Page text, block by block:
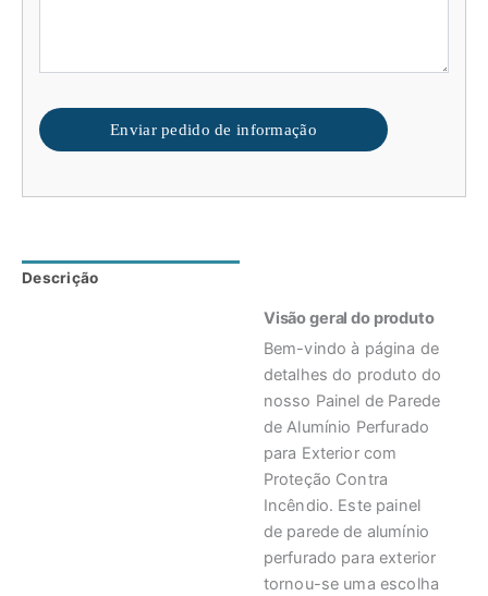
Enviar pedido de informação
Descrição
Visão geral do produto
Bem-vindo à página de
detalhes do produto do
nosso Painel de Parede
de Alumínio Perfurado
para Exterior com
Proteção Contra
Incêndio. Este painel
de parede de alumínio
perfurado para exterior
tornou-se uma escolha